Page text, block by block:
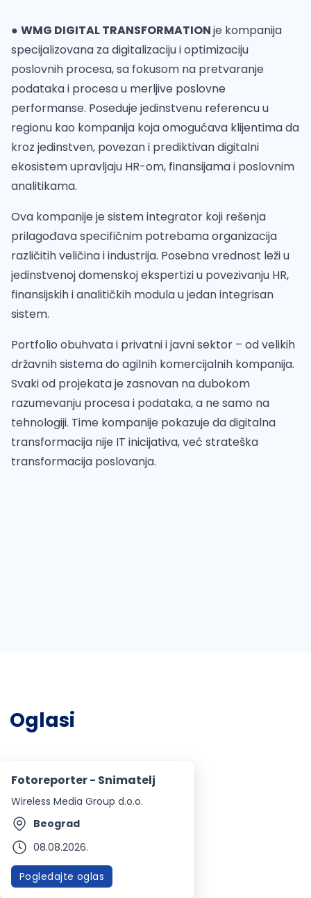
● WMG DIGITAL TRANSFORMATIONje kompanija
specijalizovana za digitalizaciju i optimizaciju
poslovnih procesa, sa fokusom na pretvaranje
podataka i procesa u merljive poslovne
performanse. Poseduje jedinstvenu referencu u
regionu kao kompanija koja omogućava klijentima da
kroz jedinstven, povezan i prediktivan digitalni
ekosistem upravljaju HR-om, finansijama i poslovnim
analitikama.
Ova kompanije je sistem integrator koji rešenja
prilagođava specifičnim potrebama organizacija
različitih veličina i industrija. Posebna vrednost leži u
jedinstvenoj domenskoj ekspertizi u povezivanju HR,
finansijskih i analitičkih modula u jedan integrisan
sistem.
Portfolio obuhvata i privatni i javni sektor – od velikih
državnih sistema do agilnih komercijalnih kompanija.
Svaki od projekata je zasnovan na dubokom
razumevanju procesa i podataka, a ne samo na
tehnologiji. Time kompanije pokazuje da digitalna
transformacija nije IT inicijativa, već strateška
transformacija poslovanja.
Oglasi
Fotoreporter - Snimatelj
Wireless Media Group d.o.o.
Beograd
08.08.2026.
Pogledajte oglas